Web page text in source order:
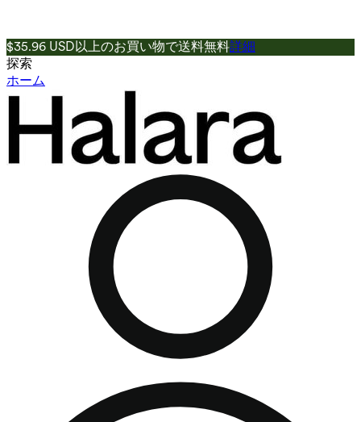
$35.96 USD以上のお買い物で送料無料詳細
探索
ホーム